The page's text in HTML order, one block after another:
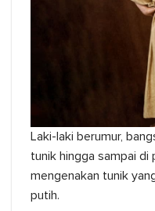
Laki-laki berumur,
tunik hingga sampai di
mengenakan tunik
putih.